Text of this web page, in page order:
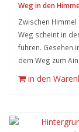
Weg in den
Zwischen Himmel
Weg scheint in
führen. Gesehen
dem Weg zum
in den